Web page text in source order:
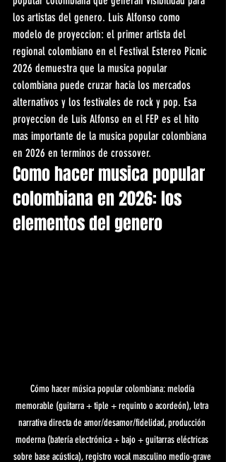
los artistas del genero. Luis Alfonso como
modelo de proyeccion: el primer artista del
regional colombiano en el Festival Estereo Picnic
2026 demuestra que la musica popular
colombiana puede cruzar hacia los mercados
alternativos y los festivales de rock y pop. Esa
proyeccion de Luis Alfonso en el FEP es el hito
mas importante de la musica popular colombiana
en 2026 en terminos de crossover.
Como hacer musica popular
colombiana en 2026: los
elementos del genero
Cómo hacer música popular colombiana: melodía
memorable (guitarra + tiple + requinto o acordeón), letra
narrativa directa de amor/desamor/fidelidad, producción
moderna (batería electrónica + bajo + guitarras eléctricas
sobre base acústica), registro vocal masculino medio-grave